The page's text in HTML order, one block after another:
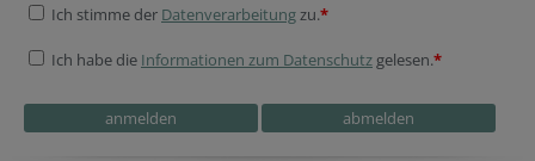
Ich stimme der Datenverarbeitungzu.*
Ich habe die Informationen zum Datenschutz gelesen.*